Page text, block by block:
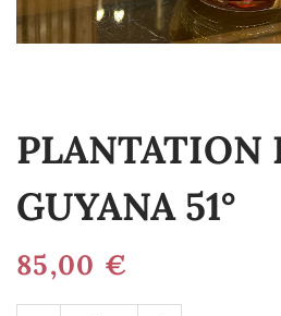
PLANTATION
GUYANA 51°
85,00 €